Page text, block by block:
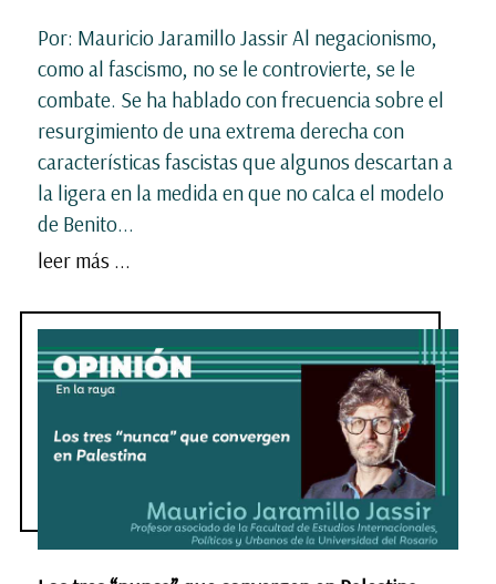
Por: Mauricio Jaramillo Jassir Al negacionismo,
como al fascismo, no se le controvierte, se le
combate. Se ha hablado con frecuencia sobre el
resurgimiento de una extrema derecha con
características fascistas que algunos descartan a
la ligera en la medida en que no calca el modelo
de Benito...
leer más ...